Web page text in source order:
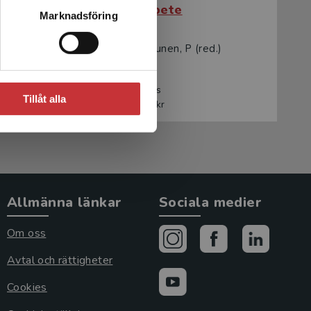
Marknadsföring
Tillåt alla
Samhällsarbete
Sjöberg, S - Turunen, P (red.)
inkl. moms
Exkl. moms: 210 kr
Allmänna länkar
Om oss
Avtal och rättigheter
Cookies
Sociala medier